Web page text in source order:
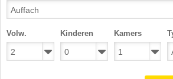
Volw. Kinderen Kamers